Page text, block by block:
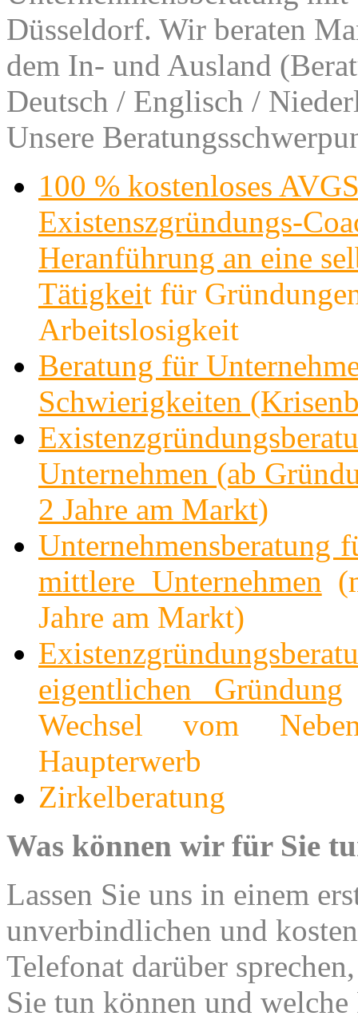
Düsseldorf. Wir beraten
dem In- und Ausland
Deutsch / Englisch /
Unsere
100 % kostenloses
Existenszgründungs-
Heranführung an eine
Tätigkeit für
Arbeitslosigkeit
Beratung für
Schwierigkeiten
Unternehmen (ab
2 Jahre am Markt)
Unternehmensberatung
mittlere Unternehmen
Jahre am Markt)
eigentlichen Gründung
Wechsel vom
Haupterwerb
Zirkelberatung
Was können wir für Sie
Lassen Sie uns in einem
unverbindlichen und
Telefonat darüber
Sie tun können und